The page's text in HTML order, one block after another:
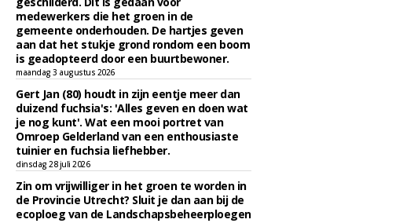
medewerkers die het groen in de
gemeente onderhouden. De hartjes geven
aan dat het stukje grond rondom een boom
is geadopteerd door een buurtbewoner.
maandag 3 augustus 2026
Gert Jan (80) houdt in zijn eentje meer dan
duizend fuchsia's: 'Alles geven en doen wat
je nog kunt'. Wat een mooi portret van
Omroep Gelderland van een enthousiaste
tuinier en fuchsia liefhebber.
dinsdag 28 juli 2026
Zin om vrijwilliger in het groen te worden in
de Provincie Utrecht? Sluit je dan aan bij de
ecoploeg van de Landschapsbeheerploegen